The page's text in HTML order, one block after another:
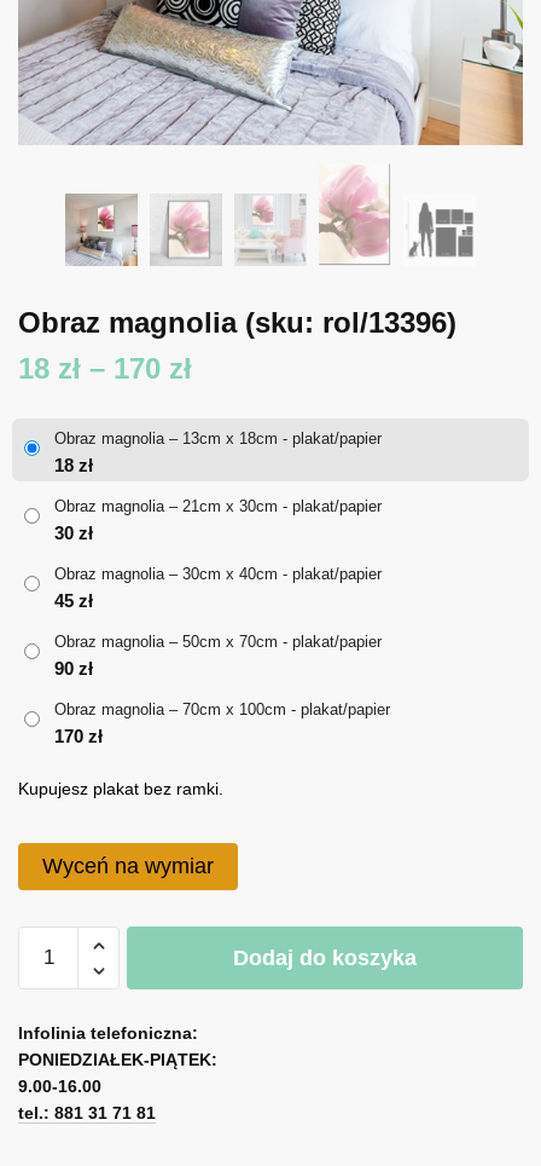
Obraz magnolia (sku: rol/13396)
18 zł – 170 złZakres
18 zł
Obraz magnolia – 13cm x 18cm - plakat/papier
18 zł
Obraz magnolia – 21cm x 30cm - plakat/papier
30 zł
Obraz magnolia – 30cm x 40cm - plakat/papier
45 zł
Obraz magnolia – 50cm x 70cm - plakat/papier
90 zł
Obraz magnolia – 70cm x 100cm - plakat/papier
170 zł
Kupujesz plakat bez ramki.
Wyceń na wymiar
Obraz
Dodaj do koszyka
l
t
e
r
Infolinia telefoniczna:
PONIEDZIAŁEK-PIĄTEK:
9.00-16.00
tel.: 881 31 71 81